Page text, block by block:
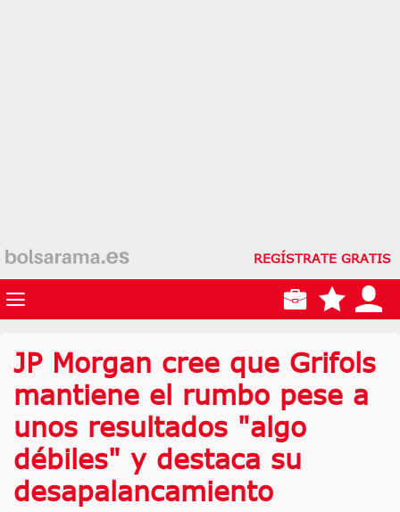
REGÍSTRATE GRATIS
JP Morgan cree que Grifols
mantiene el rumbo pese a
unos resultados "algo
débiles" y destaca su
desapalancamiento